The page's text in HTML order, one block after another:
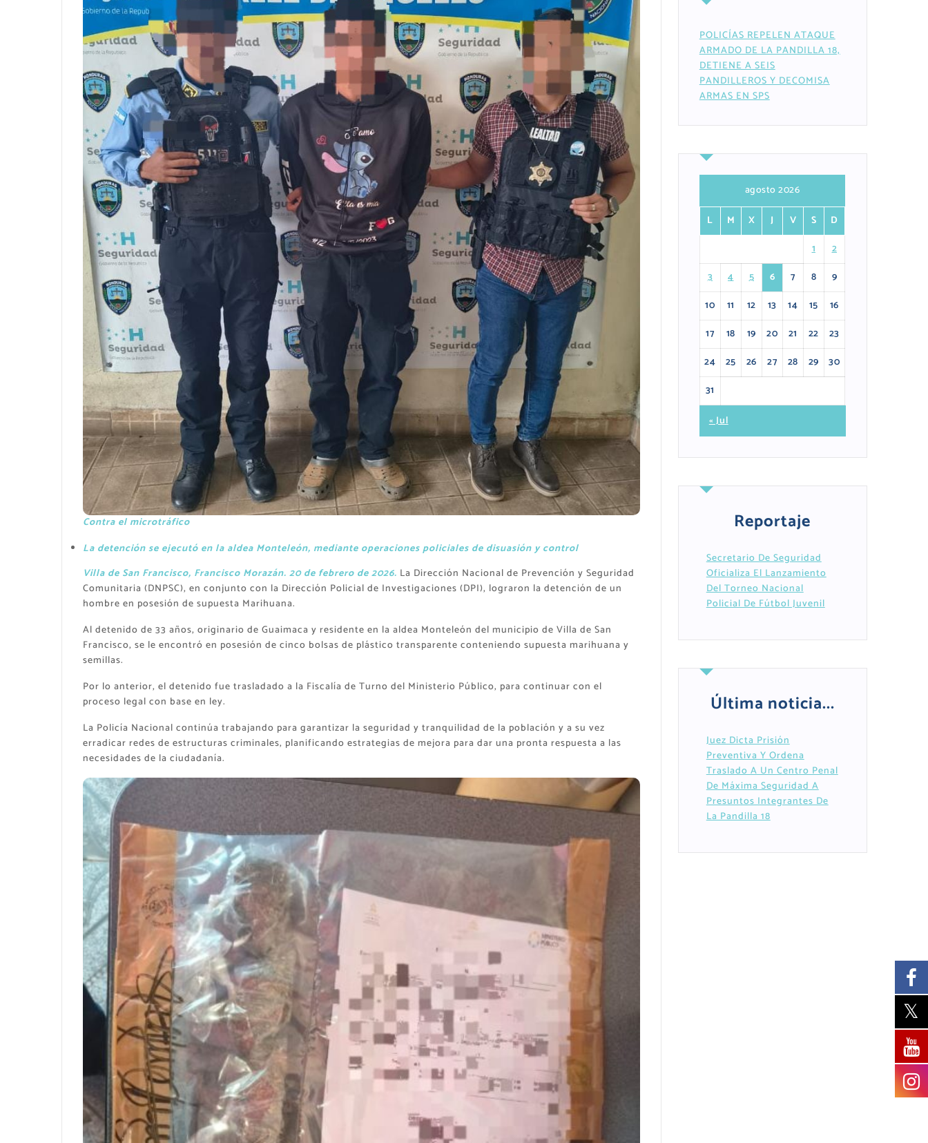
Contra el microtráfico
La detención se ejecutó en la aldea Monteleón, mediante operaciones policiales de disuasión y control
Villa de San Francisco, Francisco Morazán. 20 de febrero de 2026. La Dirección Nacional de Prevención y Seguridad
Comunitaria (DNPSC), en conjunto con la Dirección Policial de Investigaciones (DPI), lograron la detención de un
hombre en posesión de supuesta Marihuana.
Al detenido de 33 años, originario de Guaimaca y residente en la aldea Monteleón del municipio de Villa de San
Francisco, se le encontró en posesión de cinco bolsas de plástico transparente conteniendo supuesta marihuana y
semillas.
Por lo anterior, el detenido fue trasladado a la Fiscalía de Turno del Ministerio Público, para continuar con el
proceso legal con base en ley.
La Policía Nacional continúa trabajando para garantizar la seguridad y tranquilidad de la población y a su vez
erradicar redes de estructuras criminales, planificando estrategias de mejora para dar una pronta respuesta a las
necesidades de la ciudadanía.
POLICÍAS REPELEN ATAQUE
ARMADO DE LA PANDILLA 18,
DETIENE A SEIS
PANDILLEROS Y DECOMISA
ARMAS EN SPS
agosto 2026
L
M X J V S
D
1
2
3
4 5 6 7 8
9
10
11 12 13 14 15
16
17
18 19 20 21 22
23
24
25 26 27 28 29
30
31
« Jul
Reportaje
Secretario De Seguridad
Oficializa El Lanzamiento
Del Torneo Nacional
Policial De Fútbol Juvenil
Última noticia...
Juez Dicta Prisión
Preventiva Y Ordena
Traslado A Un Centro Penal
De Máxima Seguridad A
Presuntos Integrantes De
La Pandilla 18